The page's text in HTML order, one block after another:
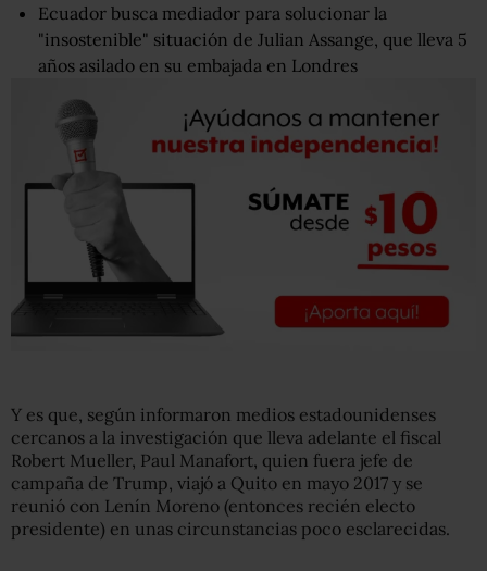
Ecuador busca mediador para solucionar la
"insostenible" situación de Julian Assange, que lleva 5
años asilado en su embajada en Londres
Y es que, según informaron medios estadounidenses
cercanos a la investigación que lleva adelante el fiscal
Robert Mueller, Paul Manafort, quien fuera jefe de
campaña de Trump, viajó a Quito en mayo 2017 y se
reunió con Lenín Moreno (entonces recién electo
presidente) en unas circunstancias poco esclarecidas.